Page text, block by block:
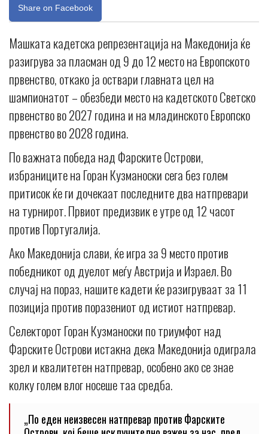
Share on Facebook
Машката кадетска репрезентација на Македонија ќе
разигрува за пласман од 9 до 12 место на Европското
првенство, откако ја оствари главната цел на
шампионатот – обезбеди место на кадетското Светско
првенство во 2027 година и на младинското Европско
првенство во 2028 година.
По важната победа над Фарските Острови,
избраниците на Горан Кузманоски сега без голем
притисок ќе ги дочекаат последните два натпревари
на турнирот. Првиот предизвик е утре од 12 часот
против Португалија.
Ако Македонија слави, ќе игра за 9 место против
победникот од дуелот меѓу Австрија и Израел. Во
случај на пораз, нашите кадети ќе разигруваат за 11
позиција против поразениот од истиот натпревар.
Селекторот Горан Кузманоски по триумфот над
Фарските Острови истакна дека Македонија одиграла
зрел и квалитетен натпревар, особено ако се знае
колку голем влог носеше таа средба.
„По еден неизвесен натпревар против Фарските